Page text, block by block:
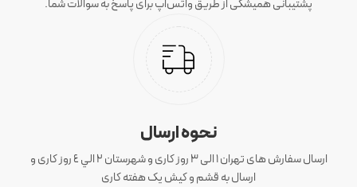
پشتیبانی همیشگی از طریق واتس‌اپ برای پاسخ به سوالات شما.
نحوه ارسال
ارسال سفارش های تهران 1 الی 3 روز کاری و شهرستان ٢ الي ٤ روز کاری و
ارسال به قشم و کیش یک هفته کاری